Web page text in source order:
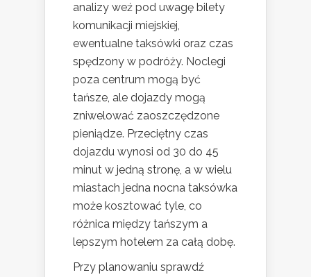
analizy weź pod uwagę bilety
komunikacji miejskiej,
ewentualne taksówki oraz czas
spędzony w podróży. Noclegi
poza centrum mogą być
tańsze, ale dojazdy mogą
zniwelować zaoszczędzone
pieniądze. Przeciętny czas
dojazdu wynosi od 30 do 45
minut w jedną stronę, a w wielu
miastach jedna nocna taksówka
może kosztować tyle, co
różnica między tańszym a
lepszym hotelem za całą dobę.
Przy planowaniu sprawdź